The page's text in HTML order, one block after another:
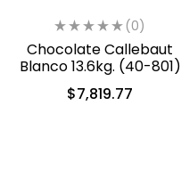
(0)
Chocolate Callebaut
Blanco 13.6kg. (40-801)
$7,819.77